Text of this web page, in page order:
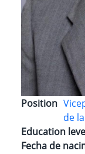
Position
de
Education
Fecha de